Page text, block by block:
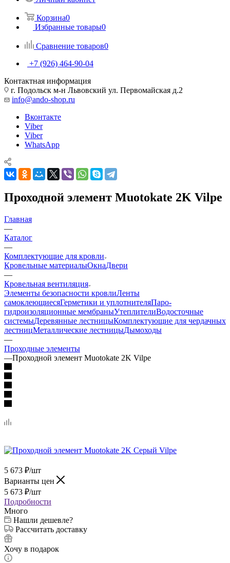
Корзина0
Избранные товары0
Сравнение товаров0
+7 (926) 464-90-04
Контактная информация
г. Подольск м-н Львовский ул. Первомайская д.2
info@ando-shop.ru
Вконтакте
Viber
Viber
WhatsApp
Проходной элемент Muotokate 2K Vilpe
Главная
—
Каталог
—
Комплектующие для кровли
Кровельные материалыОкнаДвери
—
Кровельная вентиляция
Элементы безопасности кровлиЛенты
самоклеющиесяГерметики и уплотнителяПаро-
гидроизоляционные мембраныУтеплителиВодосточные
системыДеревянные лестницыКомплектующие для чердачных
лестницМеталлические лестницыДымоходы
—
Проходные элементы
—Проходной элемент Muotokate 2K Vilpe
5 673 ₽/шт
Варианты цен
5 673 ₽/шт
Подробности
Много
Нашли дешевле?
Рассчитать доставку
Хочу в подарок